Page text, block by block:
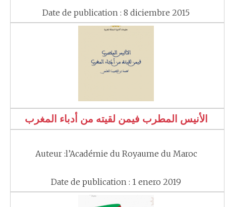
Date de publication : 8 diciembre 2015
الأنيس المطرب فيمن لقيته من أدباء المغرب
Auteur :l’Académie du Royaume du Maroc
Date de publication : 1 enero 2019